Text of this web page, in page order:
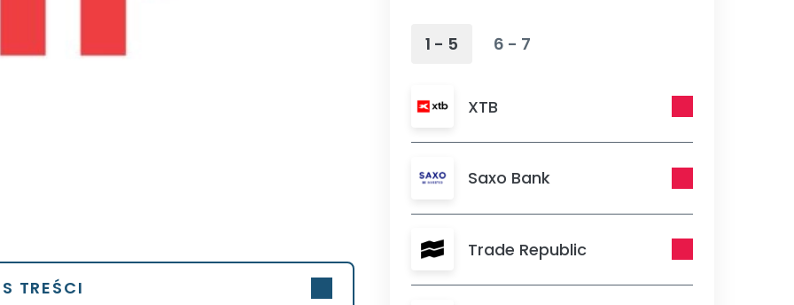
TREŚCI
1 - 5 6 - 7
XTB
Saxo Bank
Trade Republic